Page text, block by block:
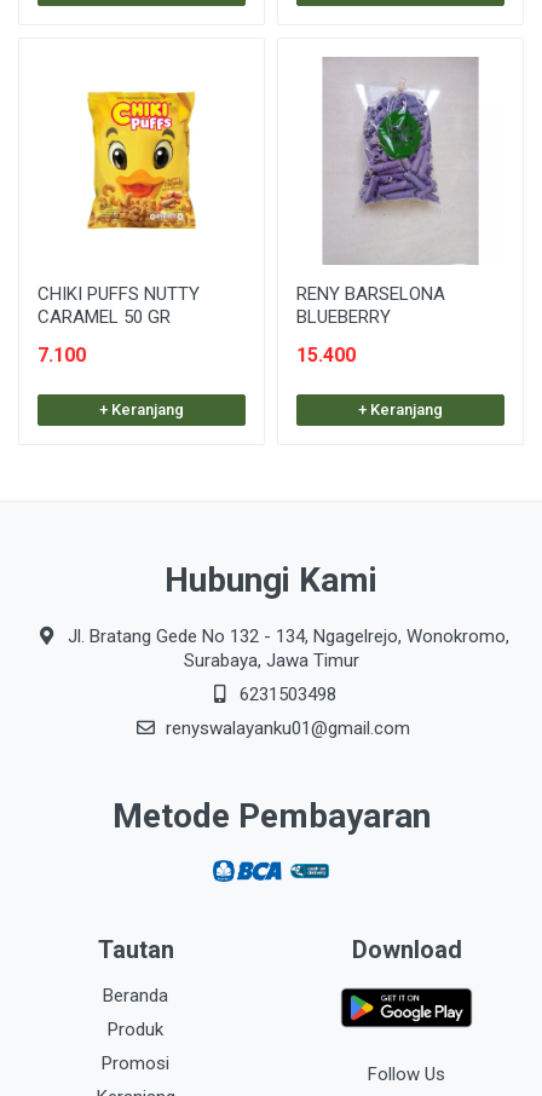
CHIKI PUFFS NUTTY
CARAMEL 50 GR
7.100
+ Keranjang
RENY BARSELONA
BLUEBERRY
15.400
+ Keranjang
Hubungi Kami
Jl. Bratang Gede No 132 - 134, Ngagelrejo, Wonokromo,
Surabaya, Jawa Timur
6231503498
renyswalayanku01@gmail.com
Metode Pembayaran
Tautan
Beranda
Produk
Promosi
Download
Follow Us